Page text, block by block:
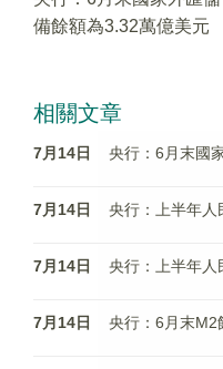
備餘額為3.32萬億美元
相關文章
7月14日 央行：6月末國
7月14日 央行：上半年
7月14日 央行：上半年
7月14日 央行：6月末M2